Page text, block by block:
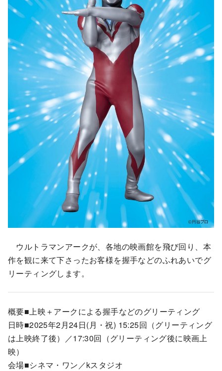
ウルトラマンアークが、各地の映画館を飛び回り、本
作を観に来て下さったお客様を握手などのふれあいでグ
リーティングします。
概要■上映＋アークによる握手などのグリーティング
日時■2025年2月24日(月・祝) 15:25回（グリーティング
は上映終了後）／17:30回（グリーティング後に映画上
映）
会場■シネマ・ワン／kスタジオ